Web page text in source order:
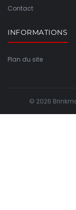
Contact
INFORMATIONS
Plan du site
© 2026